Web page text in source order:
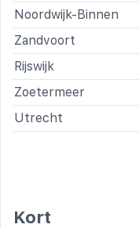
Noordwijk-Binnen
Zandvoort
Rijswijk
Zoetermeer
Utrecht
Kort